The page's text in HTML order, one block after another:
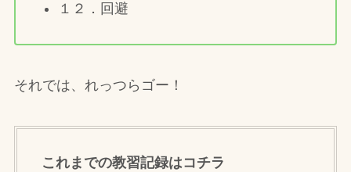
１２．回避
それでは、れっつらゴー！
これまでの教習記録はコチラ